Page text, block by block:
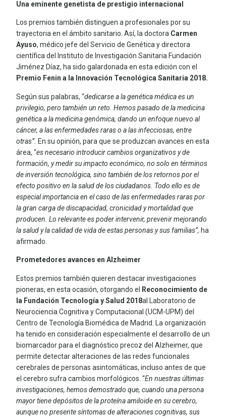
Una eminente genetista de prestigio internacional
Los premios también distinguen a profesionales por su
trayectoria en el ámbito sanitario. Así, la doctora Carmen
Ayuso, médico jefe del Servicio de Genética y directora
científica del Instituto de Investigación Sanitaria Fundación
Jiménez Díaz, ha sido galardonada en esta edición con el
Premio Fenin a la Innovación Tecnológica Sanitaria 2018.
Según sus palabras, “dedicarse a la genética médica es un
privilegio, pero también un reto. Hemos pasado de la medicina
genética a la medicina genómica, dando un enfoque nuevo al
cáncer, a las enfermedades raras o a las infecciosas, entre
otras”. En su opinión, para que se produzcan avances en esta
área, “es necesario introducir cambios organizativos y de
formación, y medir su impacto económico, no solo en términos
de inversión tecnológica, sino también de los retornos por el
efecto positivo en la salud de los ciudadanos. Todo ello es de
especial importancia en el caso de las enfermedades raras por
la gran carga de discapacidad, cronicidad y mortalidad que
producen. Lo relevante es poder intervenir, prevenir mejorando
la salud y la calidad de vida de estas personas y sus familias”, ha
afirmado.
Prometedores avances en Alzheimer
Estos premios también quieren destacar investigaciones
pioneras, en esta ocasión, otorgando el Reconocimiento de
la Fundación Tecnología y Salud 2018al Laboratorio de
Neurociencia Cognitiva y Computacional (UCM-UPM) del
Centro de Tecnología Biomédica de Madrid. La organización
ha tenido en consideración especialmente el desarrollo de un
biomarcador para el diagnóstico precoz del Alzheimer, que
permite detectar alteraciones de las redes funcionales
cerebrales de personas asintomáticas, incluso antes de que
el cerebro sufra cambios morfológicos. “En nuestras últimas
investigaciones, hemos demostrado que, cuando una persona
mayor tiene depósitos de la proteína amiloide en su cerebro,
aunque no presente síntomas de alteraciones cognitivas, sus